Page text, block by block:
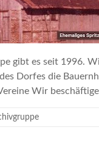
gibt es seit 1996.
Dorfes die
Wir